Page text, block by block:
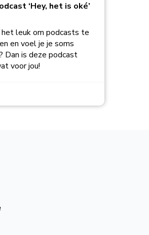
‘Hey, het is oké’
het leuk om podcasts te
en voel je je soms
Dan is deze podcast
voor jou!